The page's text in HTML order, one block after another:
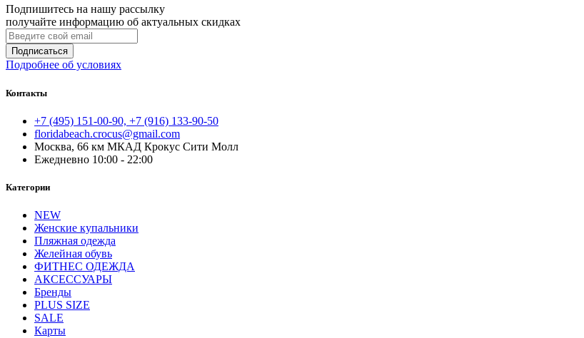
Подпишитесь на нашу рассылку
получайте информацию об актуальных скидках
Подписаться
Подробнее об условиях
Контакты
+7 (495) 151-00-90, +7 (916) 133-90-50
floridabeach.crocus@gmail.com
Москва, 66 км МКАД Крокус Сити Молл
Ежедневно 10:00 - 22:00
Категории
NEW
Женские купальники
Пляжная одежда
Желейная обувь
ФИТНЕС ОДЕЖДА
АКСЕССУАРЫ
Бренды
PLUS SIZE
SALE
Карты